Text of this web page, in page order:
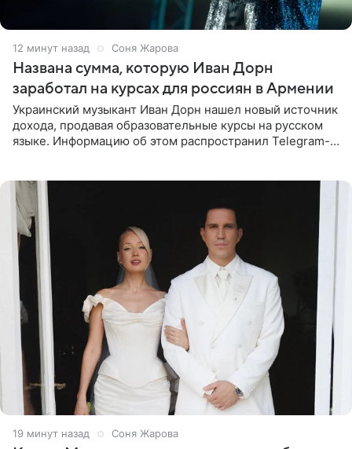
12 минут назад Соня Жарова
Названа сумма, которую Иван Дорн
заработал на курсах для россиян в Армении
Украинский музыкант Иван Дорн нашел новый источник
дохода, продавая образовательные курсы на русском
языке. Информацию об этом распространил Telegram-
19 минут назад Соня Жарова